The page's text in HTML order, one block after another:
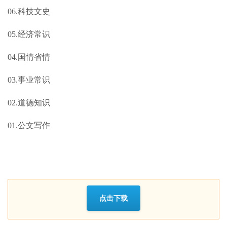
06.科技文史
05.经济常识
04.国情省情
03.事业常识
02.道德知识
01.公文写作
点击下载